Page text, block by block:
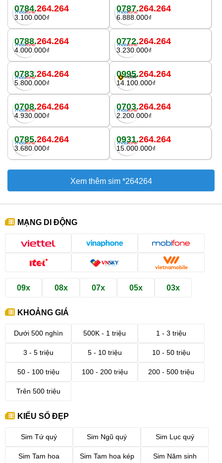
0784.264.264
3.100.000₫
0787.264.264
6.888.000₫
0788.264.264
4.000.000₫
0772.264.264
3.230.000₫
0783.264.264
5.800.000₫
0995.264.264
14.100.000₫
0708.264.264
4.930.000₫
0703.264.264
2.200.000₫
0785.264.264
3.680.000₫
0931.264.264
15.000.000₫
Xem thêm sim *264264
MẠNG DI ĐỘNG
09x 08x 07x 05x 03x
KHOẢNG GIÁ
Dưới 500 nghìn 500K - 1 triệu 1 - 3 triệu
3 - 5 triệu 5 - 10 triệu 10 - 50 triệu
50 - 100 triệu 100 - 200 triệu 200 - 500 triệu
Trên 500 triệu
KIỂU SỐ ĐẸP
Sim Tứ quý Sim Ngũ quý Sim Lục quý
Sim Tam hoa Sim Tam hoa kép Sim Năm sinh